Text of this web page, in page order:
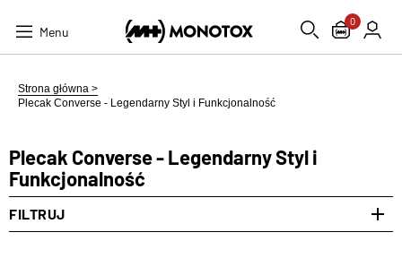
Menu
0
Strona główna >
Plecak Converse - Legendarny Styl i Funkcjonalność
Plecak Converse - Legendarny Styl i
Funkcjonalność
FILTRUJ